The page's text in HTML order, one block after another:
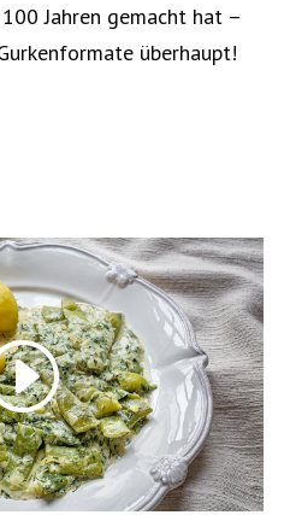
Jahren gemacht hat –
überhaupt!